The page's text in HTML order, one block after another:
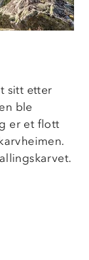
sitt etter
ble
er et flott